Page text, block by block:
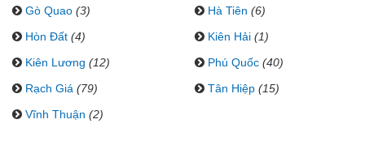
Gò Quao (3) Hà Tiên (6)
Hòn Đất (4) Kiên Hải (1)
Kiên Lương (12) Phú Quốc (40)
Rạch Giá (79) Tân Hiệp (15)
Vĩnh Thuận (2)